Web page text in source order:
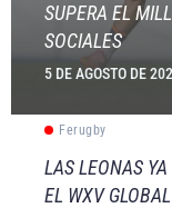
SUPERA EL
SOCIALES
5 DE AGOSTO DE
Ferugby
LAS LEONAS
EL WXV